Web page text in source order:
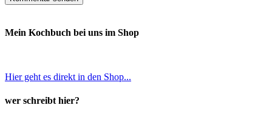
Mein Kochbuch bei uns im Shop
Hier geht es direkt in den Shop...
wer schreibt hier?